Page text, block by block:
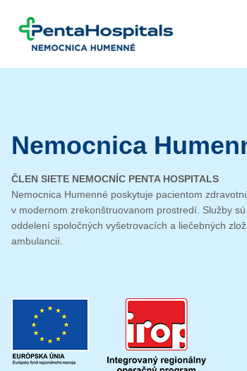
Nemocnica
ČLEN SIETE NEMOCNÍC PENTA HOSPITALS
Nemocnica Humenné poskytuje pacientom
v modernom zrekonštruovanom prostredí. Služby
oddelení spoloč­ných vyšetrovacích a liečebných
ambulancií.